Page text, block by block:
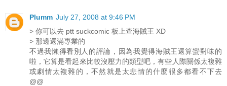
Plumm July 27, 2008 at 9:46 PM
> 你可以去 ptt suckcomic 板上查海賊王 XD
> 那邊還滿專業的
不過我懶得看別人的評論，因為我覺得海賊王還算蠻對味的
啦，它算是看起來比較沒壓力的類型吧，有些人際關係太複雜
或劇情太複雜的，不然就是太悲情的什麼很多都看不下去
@@